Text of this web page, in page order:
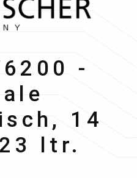
-
14
ltr.